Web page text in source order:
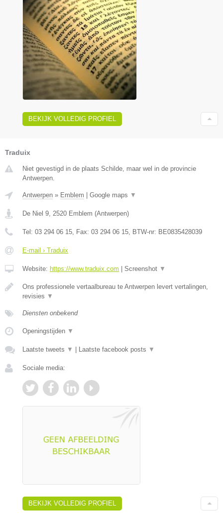
BEKIJK VOLLEDIG PROFIEL
Traduix
Niet gevestigd in de plaats Schilde, maar wel in de provincie
Antwerpen.
Antwerpen » Emblem | Google maps ▼
De Niel 9 2520 Emblem (Antwerpen)
Tel: 03 294 06 15 , Fax: 03 294 06 15 , BTW-nr: BE0835428039
E-mail › Traduix
Website: https://www.traduix.com | Screenshot ▼
Ons professionele vertaalbureau te Antwerpen levert vertalingen,
revisies ▼
Diensten onbekend
Openingstijden ▼
Laatste tweets ▼ | Laatste facebook posts ▼
Sociale media:
BEKIJK VOLLEDIG PROFIEL